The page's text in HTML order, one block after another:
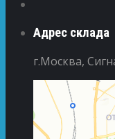
Адрес склада
г.Москва,